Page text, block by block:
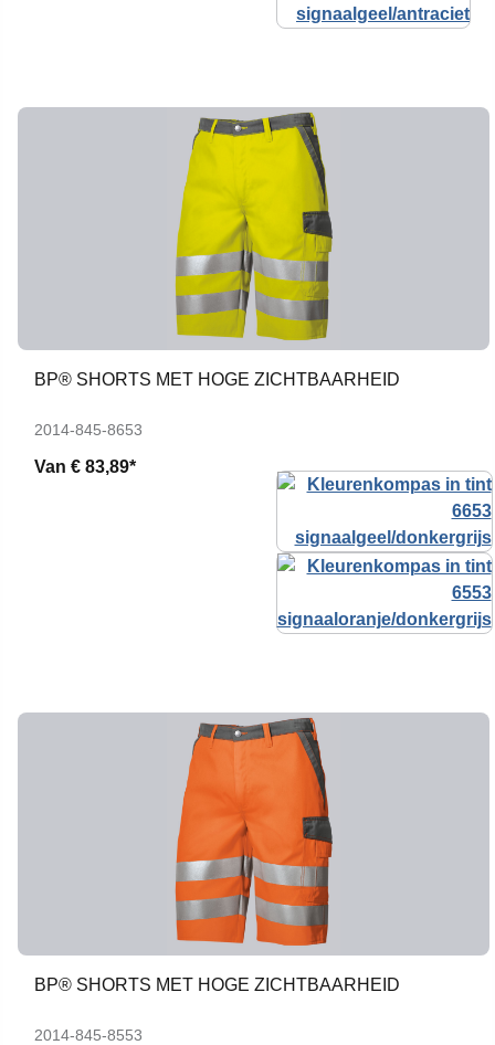
BP® SHORTS MET HOGE ZICHTBAARHEID
2014-845-8653
Van € 83,89*
BP® SHORTS MET HOGE ZICHTBAARHEID
2014-845-8553